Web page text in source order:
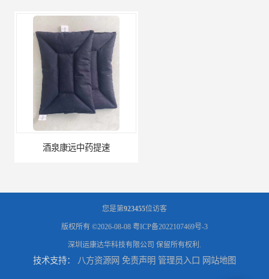
酒泉康远中药提速
您是第923455位访客
版权所有 ©2026-08-08 粤ICP备2022107469号-3
深圳运康达华科技有限公司 保留所有权利.
技术支持： 八方资源网 免责声明 管理员入口 网站地图